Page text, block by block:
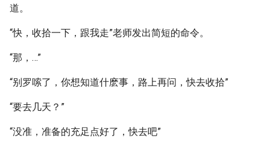
道。
“快，收拾一下，跟我走”老师发出简短的命令。
“那，…”
“别罗嗦了，你想知道什麽事，路上再问，快去收拾”
“要去几天？”
“没准，准备的充足点好了，快去吧”